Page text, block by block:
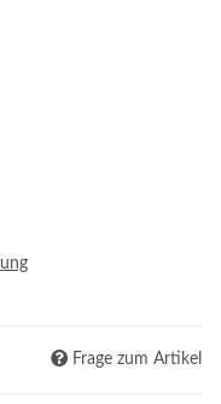
Frage zum Artikel